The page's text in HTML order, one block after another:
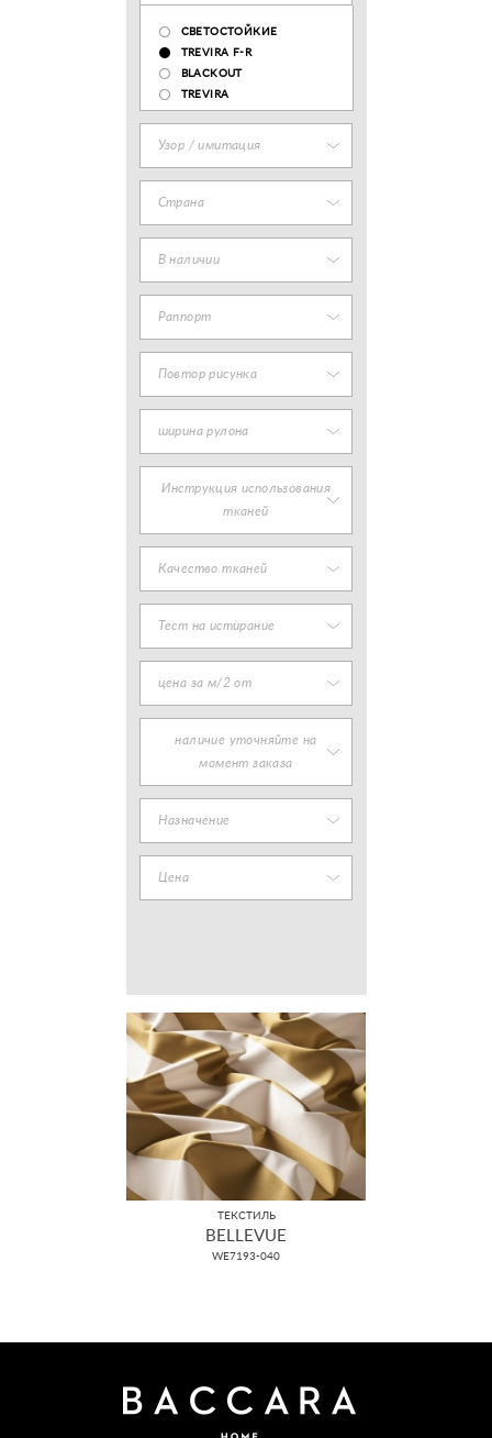
СВЕТОСТОЙКИЕ
TREVIRA F-R
BLACKOUT
TREVIRA
Узор / имитация
Страна
В наличии
Раппорт
Повтор рисунка
ширина рулона
Инструкция использования
тканей
Качество тканей
Тест на истирание
цена за м/2 от
наличие уточняйте на
момент заказа
Назначение
Цена
ТЕКСТИЛЬ
BELLEVUE
WE7193-040